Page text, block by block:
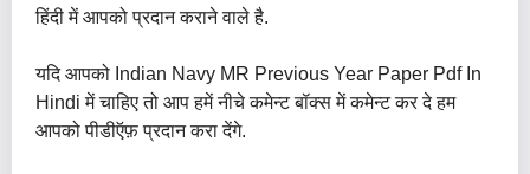
हिंदी में आपको प्रदान कराने वाले है.
यदि आपको Indian Navy MR Previous Year Paper Pdf In
Hindi में चाहिए तो आप हमें नीचे कमेन्ट बॉक्स में कमेन्ट कर दे हम
आपको पीडीऍफ़ प्रदान करा देंगे.